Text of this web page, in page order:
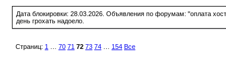
Дата блокировки: 28.03.2026. Объявления по форумам: "оплата
день грохать надоело.
Страниц: 1 … 70 71 72 73 74 … 154 Все